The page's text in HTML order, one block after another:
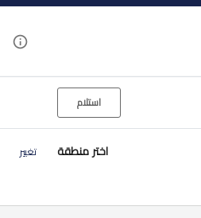
استلام
اختر منطقة تغيير